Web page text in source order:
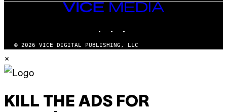
VICE
© 2026 VICE DIGITAL PUBLISHING, LLC
×
KILL THE ADS FOR